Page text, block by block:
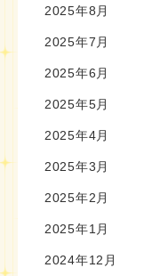
2025年8月
2025年7月
2025年6月
2025年5月
2025年4月
2025年3月
2025年2月
2025年1月
2024年12月